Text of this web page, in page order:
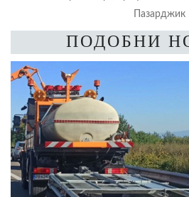
Пазарджик
ПОДОБНИ